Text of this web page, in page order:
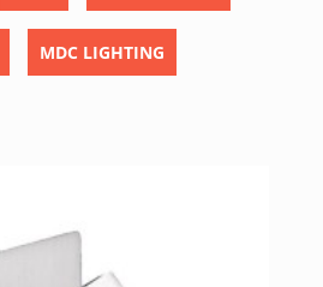
MDC LIGHTING